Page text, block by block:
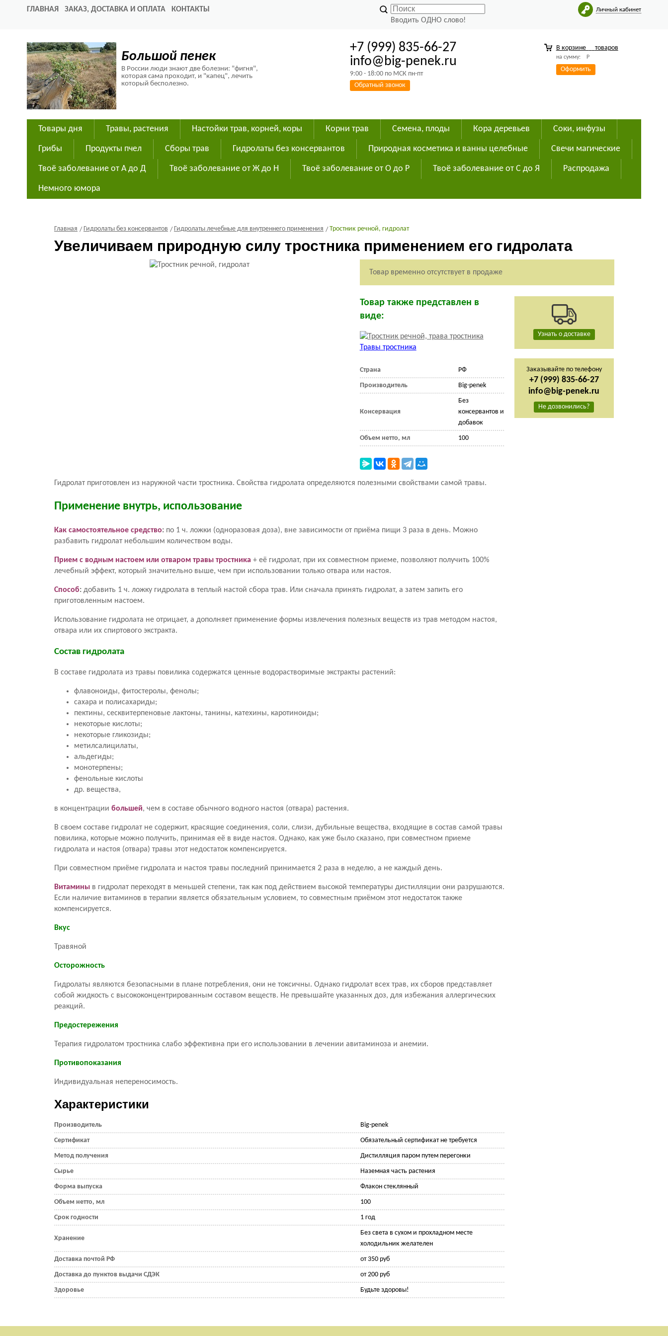
ГЛАВНАЯ ЗАКАЗ, ДОСТАВКА И ОПЛАТА
КОНТАКТЫ
Вводить ОДНО слово!
Личный кабинет
Большой пенек
В России люди знают две болезни: "фигня",
которая сама проходит, и "капец", лечить
который бесполезно.
+7 (999) 835-66-27
info@big-penek.ru
9:00 - 18:00 по МСК пн-пт
Обратный звонок
В корзине товаров
на сумму: Р
Оформить
Товары дня Травы, растения Настойки трав, корней, коры Корни трав Семена, плоды Кора деревьев Соки, инфузы
Грибы Продукты пчел Сборы трав Гидролаты без консервантов Природная косметика и ванны целебные Свечи магические
Твоё заболевание от А до Д Твоё заболевание от Ж до Н Твоё заболевание от О до Р Твоё заболевание от С до Я Распродажа
Немного юмора
Главная Гидролаты без консервантов Гидролаты лечебные для внутреннего применения Тростник речной, гидролат
Увеличиваем природную силу тростника применением его гидролата
Товар временно отсутствует в продаже
Товар также представлен в
виде:
Травы тростника
Страна РФ
Производитель Big-penek
Консервация
Без
консервантов и
добавок
Объем нетто, мл 100
Гидролат приготовлен из наружной части тростника. Свойства гидролата определяются полезными свойствами самой травы.
Применение внутрь, использование
Как самостоятельное средство: по 1 ч. ложки (одноразовая доза), вне зависимости от приёма пищи 3 раза в день. Можно
разбавить гидролат небольшим количеством воды.
Прием с водным настоем или отваром травы тростника + её гидролат, при их совместном приеме, позволяют получить 100%
лечебный эффект, который значительно выше, чем при использовании только отвара или настоя.
Способ: добавить 1 ч. ложку гидролата в теплый настой сбора трав. Или сначала принять гидролат, а затем запить его
приготовленным настоем.
Использование гидролата не отрицает, а дополняет применение формы извлечения полезных веществ из трав методом настоя,
отвара или их спиртового экстракта.
Состав гидролата
В составе гидролата из травы повилика содержатся ценные водорастворимые экстракты растений:
флавоноиды, фитостеролы, фенолы;
сахара и полисахариды;
пектины, сесквитерпеновые лактоны, танины, катехины, каротиноиды;
некоторые кислоты;
некоторые гликозиды;
метилсалицилаты,
альдегиды;
монотерпены;
фенольные кислоты
др. вещества,
в концентрации большей, чем в составе обычного водного настоя (отвара) растения.
В своем составе гидролат не содержит, красящие соединения, соли, слизи, дубильные вещества, входящие в состав самой травы
повилика, которые можно получить, принимая её в виде настоя. Однако, как уже было сказано, при совместном приеме
гидролата и настоя (отвара) травы этот недостаток компенсируется.
При совместном приёме гидролата и настоя травы последний принимается 2 раза в неделю, а не каждый день.
Витамины в гидролат переходят в меньшей степени, так как под действием высокой температуры дистилляции они разрушаются.
Если наличие витаминов в терапии является обязательным условием, то совместным приёмом этот недостаток также
компенсируется.
Вкус
Травяной
Осторожность
Гидролаты являются безопасными в плане потребления, они не токсичны. Однако гидролат всех трав, их сборов представляет
собой жидкость с высококонцентрированным составом веществ. Не превышайте указанных доз, для избежания аллергических
реакций.
Предостережения
Терапия гидролатом тростника слабо эффективна при его использовании в лечении авитаминоза и анемии.
Противопоказания
Индивидуальная непереносимость.
Характеристики
Производитель Big-penek
Сертификат Обязательный сертификат не требуется
Метод получения Дистилляция паром путем перегонки
Сырье Наземная часть растения
Форма выпуска Флакон стеклянный
Объем нетто, мл 100
Срок годности 1 год
Хранение
Без света в сухом и прохладном месте
холодильник желателен
Доставка почтой РФ от 350 руб
Доставка до пунктов выдачи СДЭК от 200 руб
Здоровье Будьте здоровы!
Узнать о доставке
Заказывайте по телефону
+7 (999) 835-66-27
info@big-penek.ru
Не дозвонились?